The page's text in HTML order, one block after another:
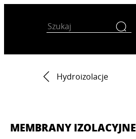
Hydroizolacje
MEMBRANY IZOLACYJNE